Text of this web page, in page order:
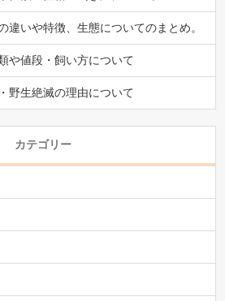
違いや特徴、生態についてのまとめ。
や値段・飼い方について
野生絶滅の理由について
カテゴリー